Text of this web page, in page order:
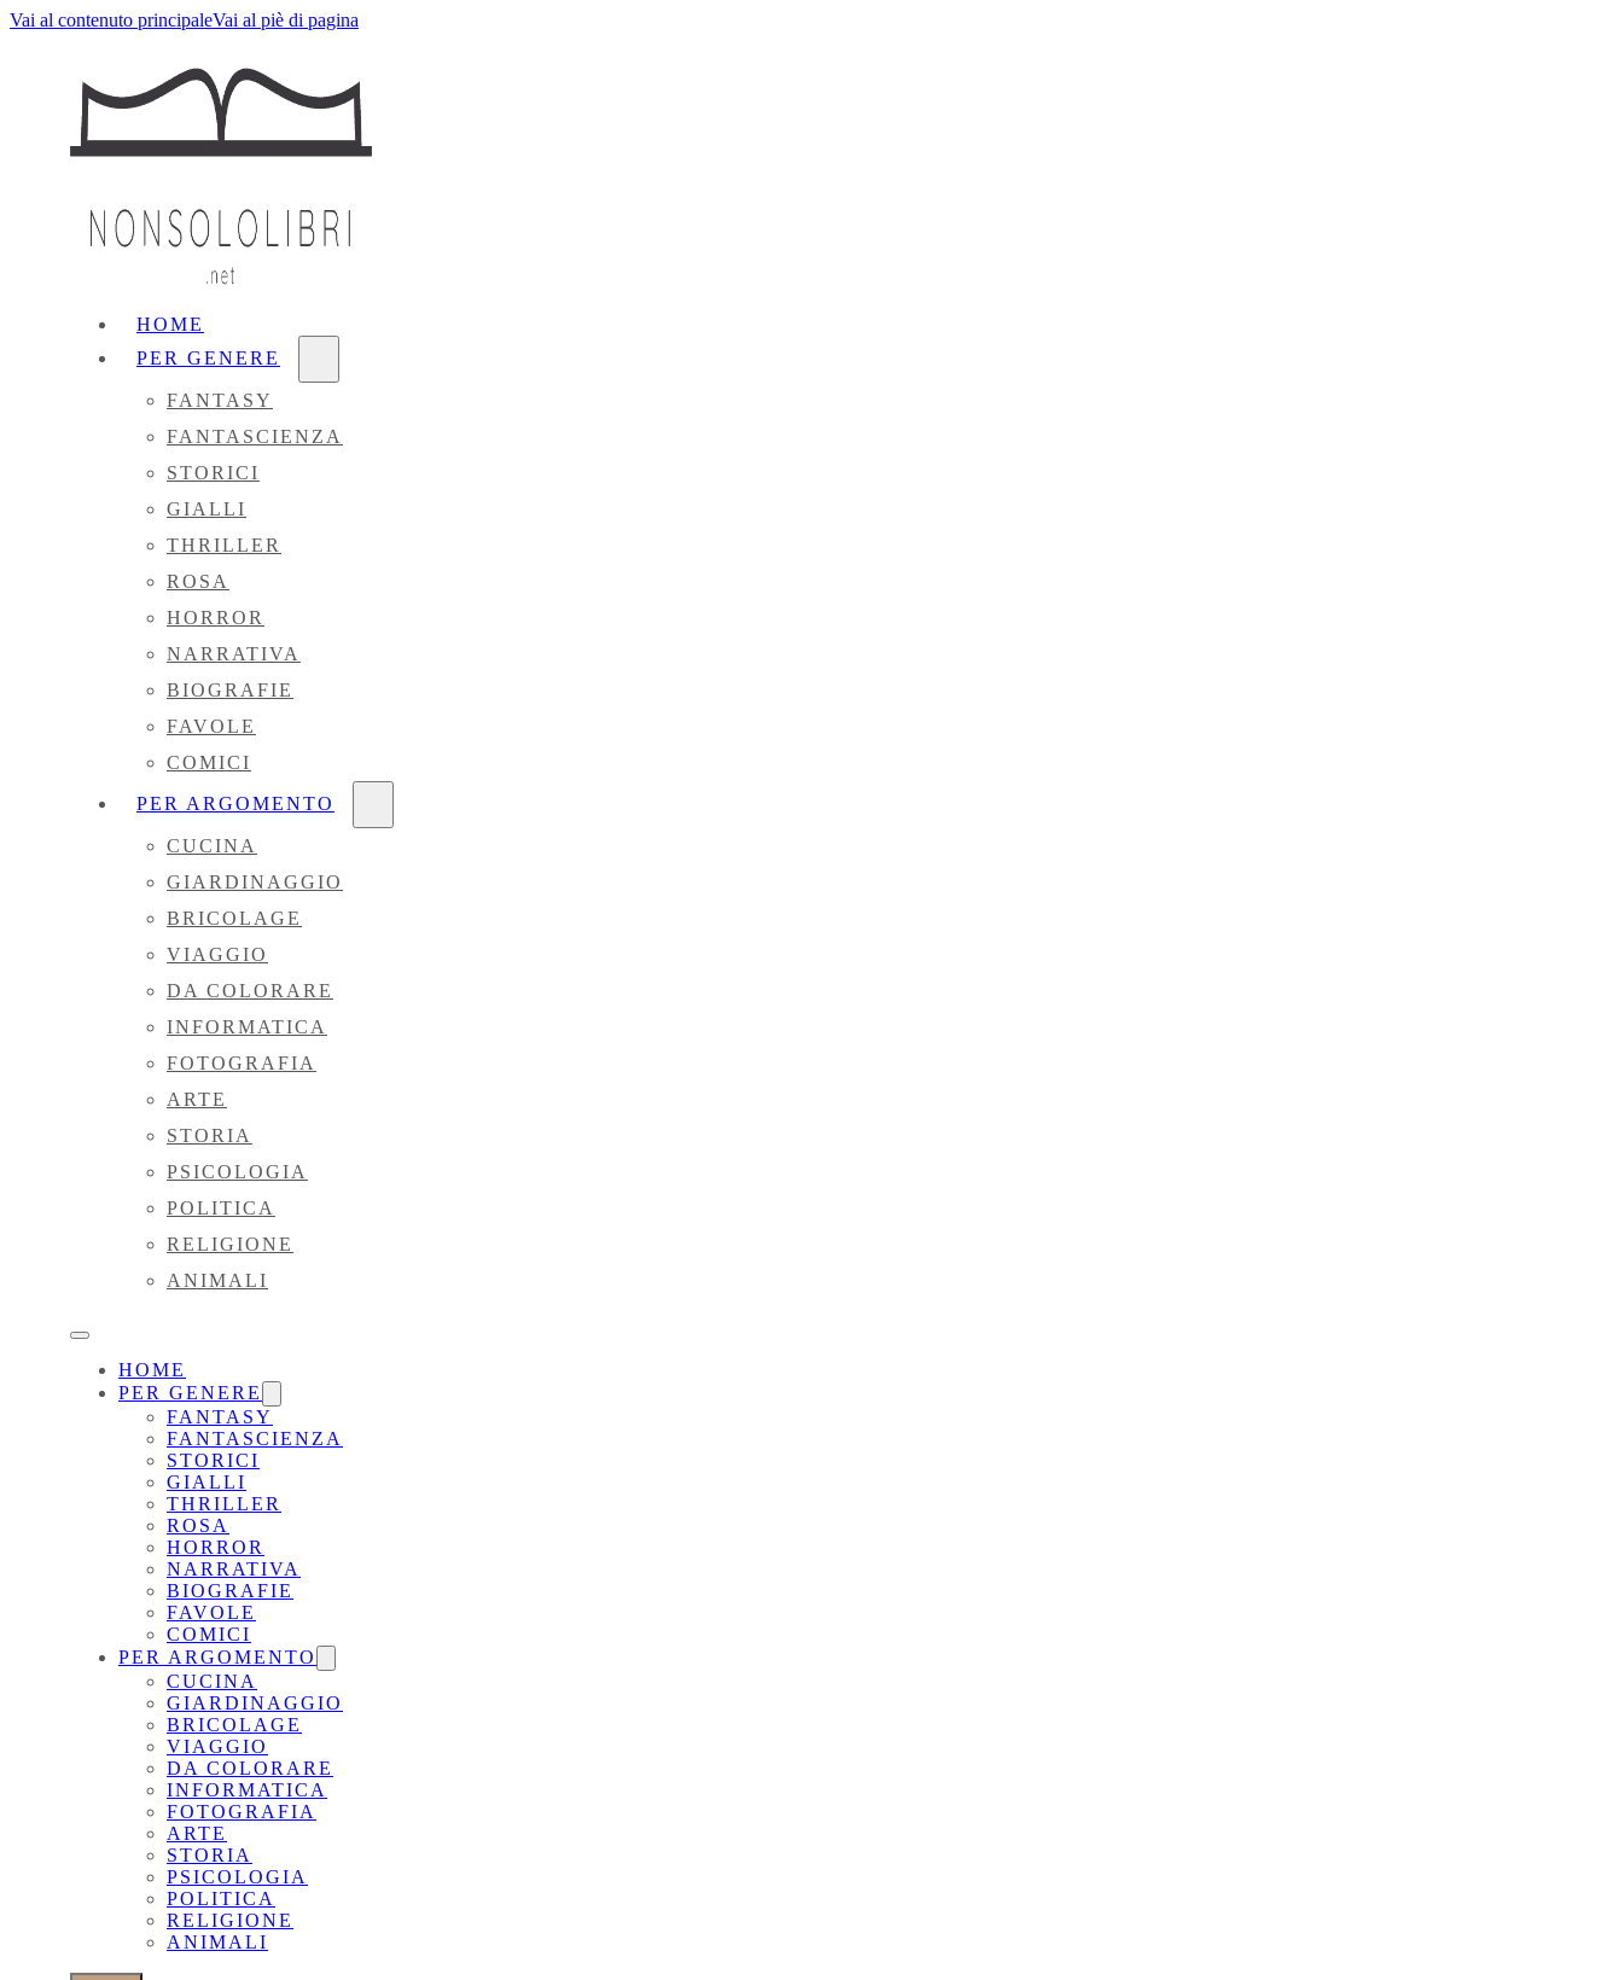
Vai al contenuto principaleVai al piè di pagina
HOME
PER GENERE
FANTASY
FANTASCIENZA
STORICI
GIALLI
THRILLER
ROSA
HORROR
NARRATIVA
BIOGRAFIE
FAVOLE
COMICI
PER ARGOMENTO
CUCINA
GIARDINAGGIO
BRICOLAGE
VIAGGIO
DA COLORARE
INFORMATICA
FOTOGRAFIA
ARTE
STORIA
PSICOLOGIA
POLITICA
RELIGIONE
ANIMALI
HOME
PER GENERE
FANTASY
FANTASCIENZA
STORICI
GIALLI
THRILLER
ROSA
HORROR
NARRATIVA
BIOGRAFIE
FAVOLE
COMICI
PER ARGOMENTO
CUCINA
GIARDINAGGIO
BRICOLAGE
VIAGGIO
DA COLORARE
INFORMATICA
FOTOGRAFIA
ARTE
STORIA
PSICOLOGIA
POLITICA
RELIGIONE
ANIMALI